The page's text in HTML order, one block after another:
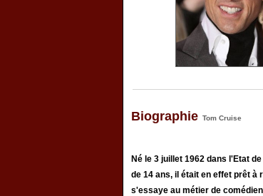
Biographie Tom Cruise
Né le 3 juillet 1962 dans l'Etat
de 14 ans, il était en effet prêt
s'essaye au métier de